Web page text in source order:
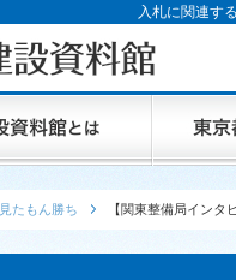
入札に関連す
見たもん勝ち 【関東整備局イン